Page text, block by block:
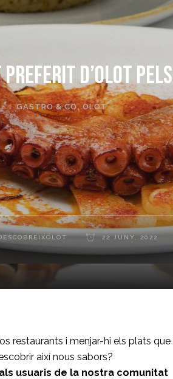
d’Olot
GASTRO & CO,OLOT
22 JUNY, 2022
restaurants i menjar-hi els plats que
així nous sabors?
usuaris de la nostra comunitat